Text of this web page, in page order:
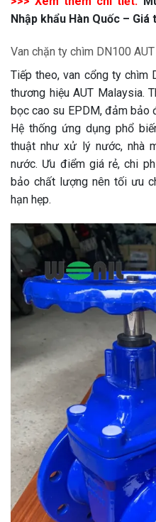
Nhập khẩu Hàn Quốc – Giá
Van chặn ty chìm DN100 AUT
Tiếp theo, van cổng ty chìm
thương hiệu AUT Malaysia.
bọc cao su EPDM, đảm bảo
Hệ thống ứng dụng phổ
thuật như xử lý nước, nhà
nước. Ưu điểm giá rẻ, chi
bảo chất lượng nên tối ưu
hạn hẹp.